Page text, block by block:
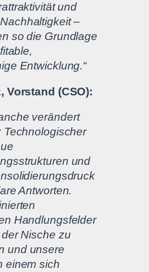
und
–
so die Grundlage
Entwicklung.“
Vorstand (CSO):
verändert
Technologischer
und
Antworten.
Handlungsfelder
Nische zu
und unsere
einem sich